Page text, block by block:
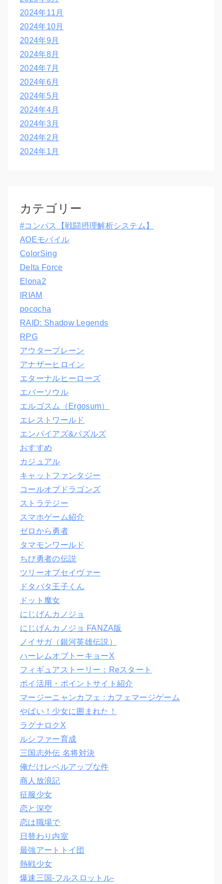
2024年11月
2024年10月
2024年9月
2024年8月
2024年7月
2024年6月
2024年5月
2024年4月
2024年3月
2024年2月
2024年1月
カテゴリー
#コンパス【戦闘摂理解析システム】
AOEモバイル
ColorSing
Delta Force
Elona2
IRIAM
pococha
RAID: Shadow Legends
RPG
アウタープレーン
アナザーヒロイン
エターナルヒーローズ
エバーソウル
エルゴスム（Ergosum）
エレストワールド
エンパイアズ&パズルズ
おすすめ
カジュアル
キャットファンタジー
コールオブドラゴンズ
ストラテジー
スマホゲーム紹介
ゼロから勇者
タマモンワールド
ちび勇者の伝説
ツリーオブセイヴァー
ドタバタ王子くん
ドット魔女
にじげんカノジョ
にじげんカノジョ FANZA版
ノイサガ（銀河英雄伝説）
ハーレムオブトーキョーX
フィギュアストーリー：Reスタート
ポイ活用・ポイントサイト紹介
マージーニャンカフェ : カフェマージゲーム
やばい！少女に囲まれた！
ラグナロクX
ルシファー育成
三国志外伝 名将対決
俺だけレベルアップな件
商人放浪記
征服少女
恋と深空
恋は職場で
日替わり内室
最強アートトイ団
熱戦少女
爆速三国‐フルスロットル‐